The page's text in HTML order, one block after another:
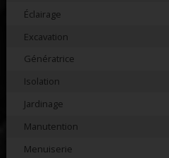
Éclairage
Excavation
Génératrice
Isolation
Jardinage
Manutention
Menuiserie